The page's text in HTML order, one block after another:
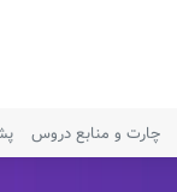
چارت و منابع دروس